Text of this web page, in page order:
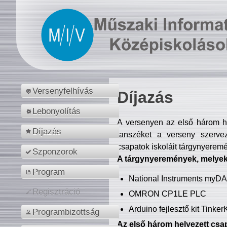
Versenyfelhívás
Lebonyolítás
Díjazás
Szponzorok
Program
Regisztráció
Programbizottság
Díjazás
A versenyen az első három
tanszéket a verseny
csapatok iskoláit
A tárgynyeremények,
National Instruments
OMRON CP1LE PLC
Arduino fejlesztő kit
Az első három helyezett